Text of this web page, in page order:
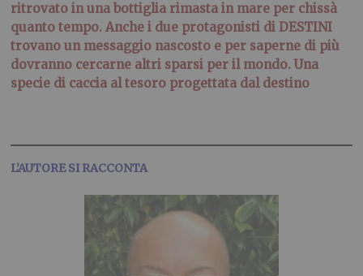
ritrovato in una bottiglia rimasta in mare per chissà
quanto tempo. Anche i due protagonisti di DESTINI
trovano un messaggio nascosto e per saperne di più
dovranno cercarne altri sparsi per il mondo. Una
specie di caccia al tesoro progettata dal destino
L’AUTORE SI RACCONTA